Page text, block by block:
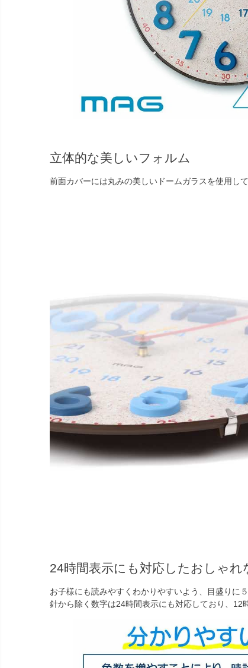
立体的な美しいフォルム
前面カバーには丸みの美しいドームガラスを使用して
24時間表示にも対応したおしゃれ
お子様にも読みやすくわかりやすいよう、目盛りに
針から除く数字は24時間表示にも対応しており、12